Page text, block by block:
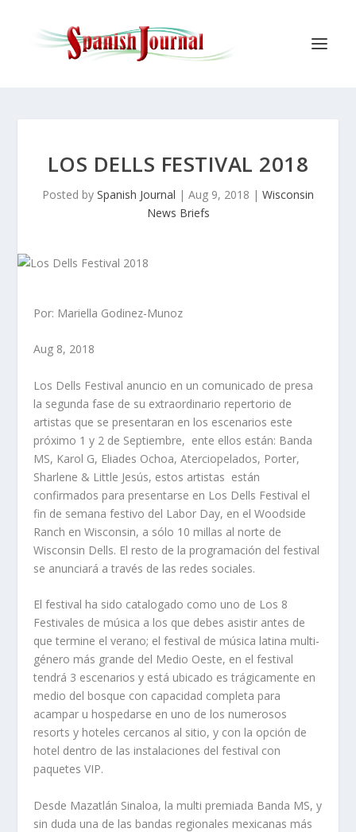
LOS DELLS FESTIVAL 2018
Posted by Spanish Journal | Aug 9, 2018 | Wisconsin
News Briefs
Por: Mariella Godinez-Munoz
Aug 8, 2018
Los Dells Festival anuncio en un comunicado de presa
la segunda fase de su extraordinario repertorio de
artistas que se presentaran en los escenarios este
próximo 1 y 2 de Septiembre, ente ellos están: Banda
MS, Karol G, Eliades Ochoa, Aterciopelados, Porter,
Sharlene & Little Jesús, estos artistas están
confirmados para presentarse en Los Dells Festival el
fin de semana festivo del Labor Day, en el Woodside
Ranch en Wisconsin, a sólo 10 millas al norte de
Wisconsin Dells. El resto de la programación del festival
se anunciará a través de las redes sociales.
El festival ha sido catalogado como uno de Los 8
Festivales de música a los que debes asistir antes de
que termine el verano; el festival de música latina multi-
género más grande del Medio Oeste, en el festival
tendrá 3 escenarios y está ubicado es trágicamente en
medio del bosque con capacidad completa para
acampar u hospedarse en uno de los numerosos
resorts y hoteles cercanos al sitio, y con la opción de
hotel dentro de las instalaciones del festival con
paquetes VIP.
Desde Mazatlán Sinaloa, la multi premiada Banda MS, y
sin duda una de las bandas regionales mexicanas más